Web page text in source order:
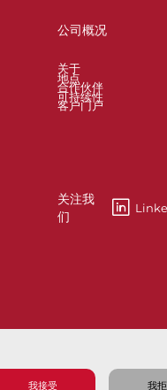
我接受 我
公司概况
关于
地点
合作伙伴
可持续性
客户门户
关注我
们